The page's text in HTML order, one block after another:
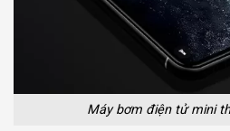
Máy bơm điện tử mini